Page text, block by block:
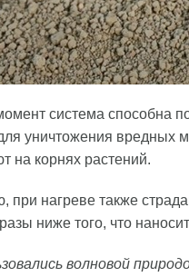
система способна
уничтожения вредных
на корнях растений.
при нагреве также
ниже того, что
волновой